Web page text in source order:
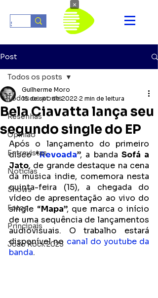
Post
Todos os posts
Resenhas
Opinião
Entrevistas
Notícias
Shows
Fotos
Principais
João Rock 2025
Todos os posts
Bela Ciavatta lança seu
segundo single do EP
Guilherme Moro
16 de set. de 2022 2 min de leitura
Após o lançamento do primeiro
disco “Revoada”, a banda Sofá a
Jato, de grande destaque na cena
da música indie, comemora nesta
quinta-feira (15), a chegada do
vídeo de apresentação ao vivo do
single “Mapa”, que marca o início
de uma sequência de lançamentos
audiovisuais. O trabalho estará
disponível no canal do youtube da
banda.
×